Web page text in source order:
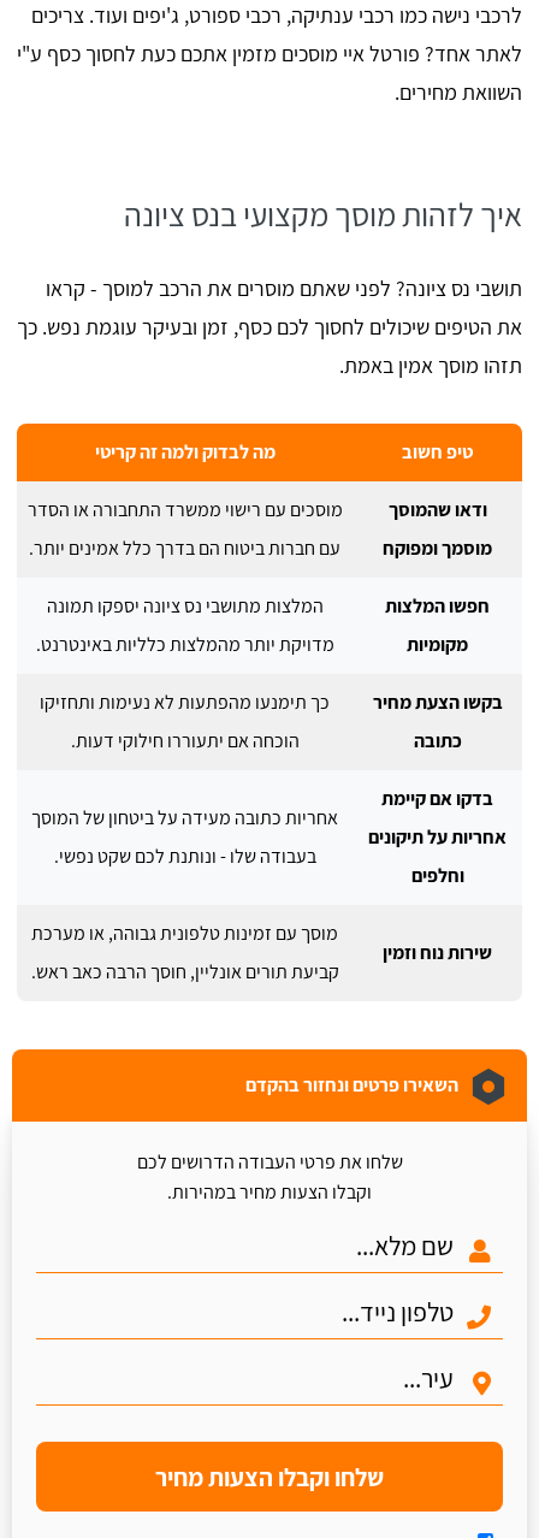
לרכבי נישה כמו רכבי ענתיקה, רכבי ספורט, ג'יפים ועוד. צריכים
לאתר אחד? פורטל איי מוסכים מזמין אתכם כעת לחסוך כסף ע"י
השוואת מחירים.
איך לזהות מוסך מקצועי בנס ציונה
תושבי נס ציונה? לפני שאתם מוסרים את הרכב למוסך - קראו
את הטיפים שיכולים לחסוך לכם כסף, זמן ובעיקר עוגמת נפש. כך
תזהו מוסך אמין באמת.
טיפ חשוב מה לבדוק ולמה זה קריטי
ודאו שהמוסך
מוסמך ומפוקח
מוסכים עם רישוי ממשרד התחבורה או הסדר
עם חברות ביטוח הם בדרך כלל אמינים יותר.
חפשו המלצות
מקומיות
המלצות מתושבי נס ציונה יספקו תמונה
מדויקת יותר מהמלצות כלליות באינטרנט.
בקשו הצעת מחיר
כתובה
כך תימנעו מהפתעות לא נעימות ותחזיקו
הוכחה אם יתעוררו חילוקי דעות.
בדקו אם קיימת
אחריות על תיקונים
וחלפים
אחריות כתובה מעידה על ביטחון של המוסך
בעבודה שלו - ונותנת לכם שקט נפשי.
שירות נוח וזמין
מוסך עם זמינות טלפונית גבוהה, או מערכת
קביעת תורים אונליין, חוסך הרבה כאב ראש.
השאירו פרטים ונחזור בהקדם
שלחו את פרטי העבודה הדרושים לכם
וקבלו הצעות מחיר במהירות.
שלחו וקבלו הצעות מחיר